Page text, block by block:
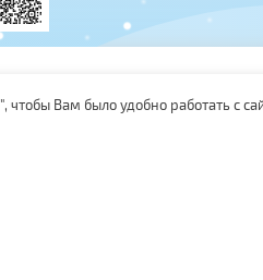
", чтобы Вам было удобно работать с